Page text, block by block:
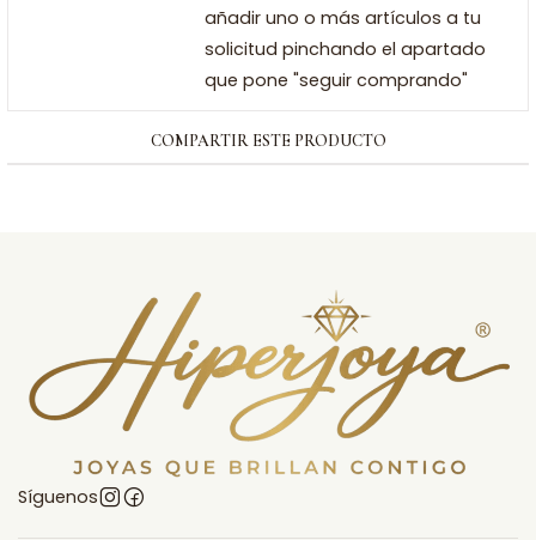
añadir uno o más artículos a tu
solicitud pinchando el apartado
que pone "seguir comprando"
COMPARTIR ESTE PRODUCTO
Síguenos